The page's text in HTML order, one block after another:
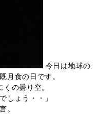
今日は地球の
月食の日です。
の曇り空。
しょう・・」
。